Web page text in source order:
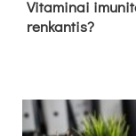
Vitaminai
renkantis?